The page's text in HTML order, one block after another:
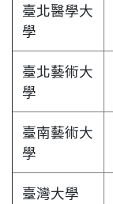
臺北醫學大
學
臺北藝術大
學
臺南藝術大
學
臺灣大學